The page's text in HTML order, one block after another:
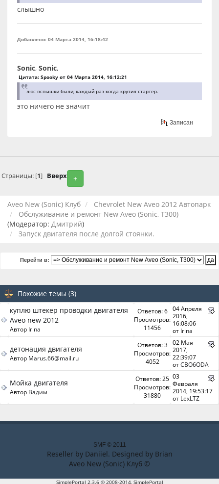
слышно
Добавлено: 04 Марта 2014, 16:18:42
Sonic, Sonic,
Цитата: Spooky от 04 Марта 2014, 16:12:21
люс вспышки были, каждый раз когда крутил стартер.
это ничего не значит
Записан
+
Страницы: [1] Вверх
Aveo New (Sonic) Клуб
Chevrolet New Aveo 2012 Автопарк
Обслуживание и ремонт New Aveo (Sonic, T300)
(Модератор: Дмитрий)
Запуск двигателя после долгой стоянки.
Перейти в:
Похожие темы (3)
куплю штекер проводки двигателя
Aveo new 2012
Автор Irina
Ответов: 6
Просмотров:
11456
04 Апреля
2016,
16:08:06
от Irina
детонация двигателя
Автор Marus.66@mail.ru
Ответов: 3
Просмотров:
4052
02 Мая
2017,
22:39:07
отCBO6ODA
Мойка двигателя
Автор Вадим
Ответов: 25
Просмотров:
31880
03
Февраля
2014, 19:53:17
от LexLTZ
SMF © 2011
Reseller by Daniiel. Designed by Brian
Aveo New (Sonic) Клуб ©
SimplePortal 2.3.6 © 2008-2014, SimplePortal